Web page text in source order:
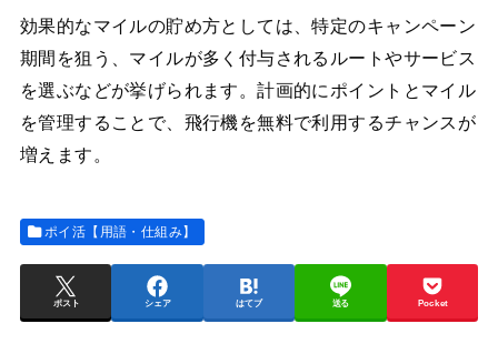
効果的なマイルの貯め方としては、特定のキャンペーン
期間を狙う、マイルが多く付与されるルートやサービス
を選ぶなどが挙げられます。計画的にポイントとマイル
を管理することで、飛行機を無料で利用するチャンスが
増えます。
ポイ活【用語・仕組み】
ポスト シェア はてブ 送る Pocket